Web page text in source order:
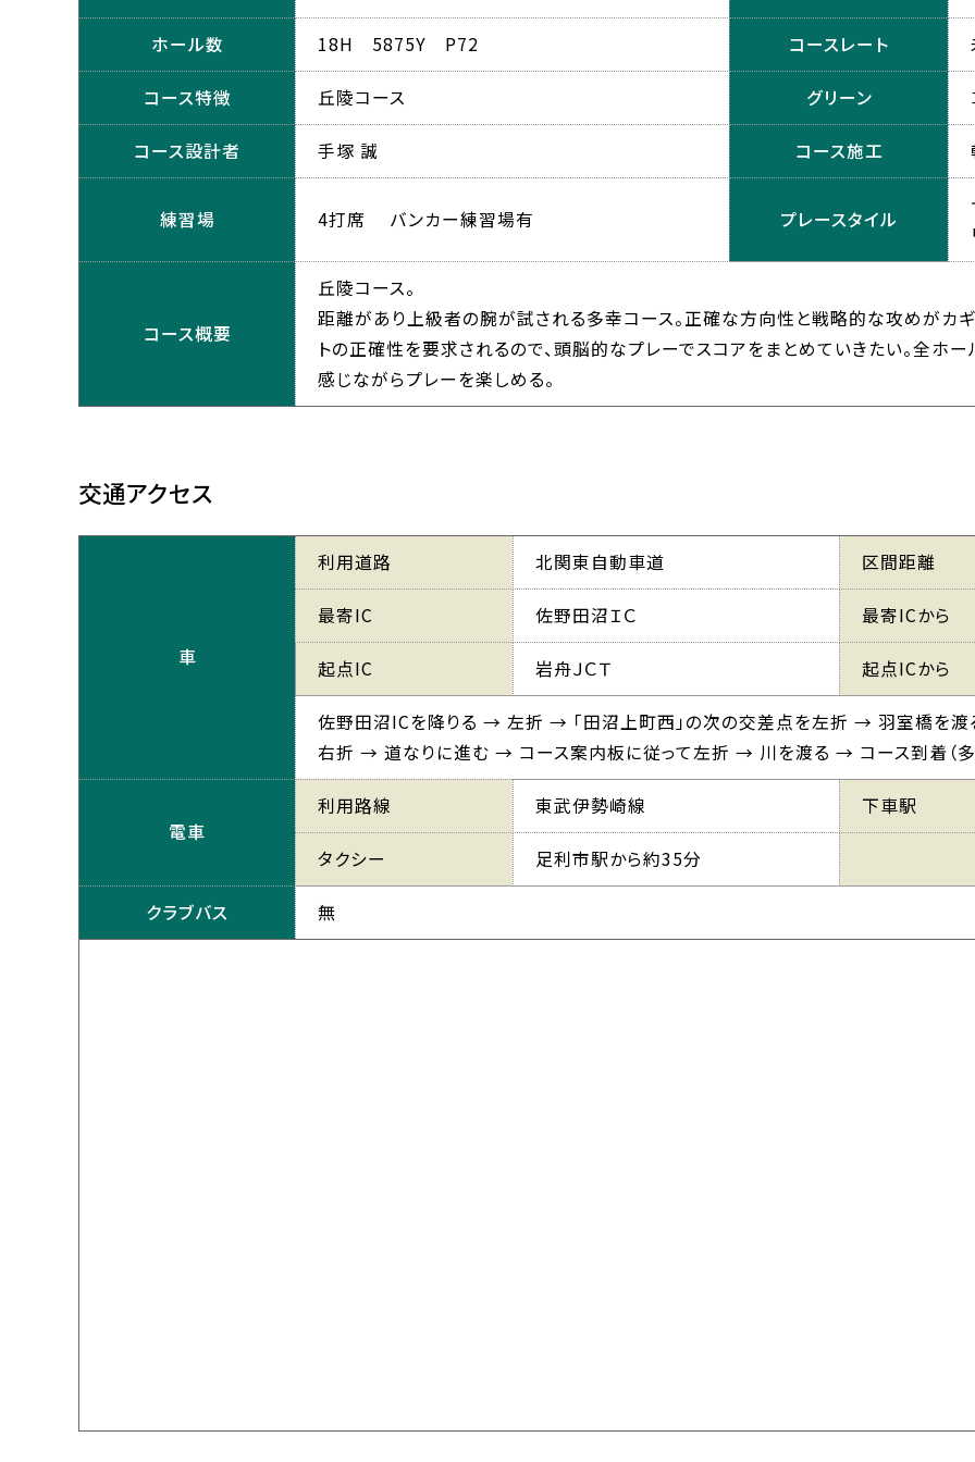
ホール数 18H 5875Y P72 コースレート
コース特徴 丘陵コース グリーン
コース設計者 手塚 誠 コース施工
練習場 4打席 バンカー練習場有 プレースタイル
コース概要
丘陵コース。
距離があり上級者の腕が試される多幸コース。正確な方向性と戦略的な攻めがカギ
トの正確性を要求されるので、頭脳的なプレーでスコアをまとめていきたい。全ホ
感じながらプレーを楽しめる。
交通アクセス
車
利用道路 北関東自動車道 区間距離
最寄IC 佐野田沼ＩＣ 最寄ICから
起点IC 岩舟ＪＣＴ 起点ICから
佐野田沼ICを降りる → 左折 → 「田沼上町西」の次の交差点を左折 → 羽室橋を
右折 → 道なりに進む → コース案内板に従って左折 → 川を渡る → コース到着（多
電車
利用路線 東武伊勢崎線 下車駅
タクシー 足利市駅から約35分
クラブバス 無